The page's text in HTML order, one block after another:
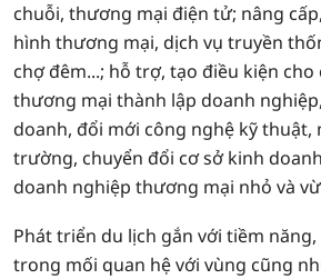
chuỗi, thương mại điện tử; nâng
hình thương mại, dịch vụ truyền
chợ đêm...; hỗ trợ, tạo điều kiện
thương mại thành lập doanh
doanh, đổi mới công nghệ kỹ thuật,
trường, chuyển đổi cơ sở kinh
doanh nghiệp thương mại nhỏ và
Phát triển du lịch gắn với tiềm
trong mối quan hệ với vùng cũng